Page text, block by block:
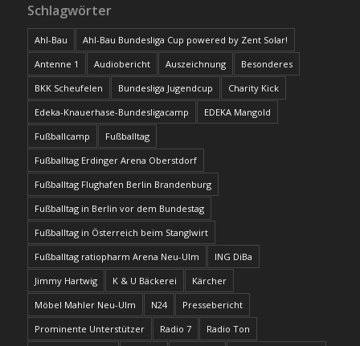
Schlagwörter
Ahl-Bau
Ahl-Bau Bundesliga Cup powered by Zent Solar!
Antenne 1
Audiobericht Auszeichnung
Besonderes
BKK Scheufelen
Bundesliga Jugendcup
Charity Kick
Edeka-Knauerhase-Bundesligacamp
EDEKA Mangold
Fußballcamp
Fußballtag
Fußballtag Erdinger Arena Oberstdorf
Fußballtag Flughafen Berlin Brandenburg
Fußballtag in Berlin vor dem Bundestag
Fußballtag in Österreich beim Stanglwirt
Fußballtag ratiopharm Arena Neu-Ulm
ING DiBa
Jimmy Hartwig
K & U Bäckerei
Kärcher
Möbel Mahler Neu-Ulm
N24
Pressebericht
Prominente Unterstützer
Radio 7
Radio Ton